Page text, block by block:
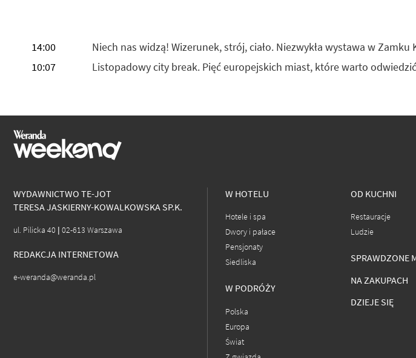
14:00
Niech nas widzą! Wizerunek, strój, ciało. Niezwykła wystawa w
10:07
Listopadowy city break. Pięć europejskich miast, które warto
WYDAWNICTWO TE-JOT
TERESA JASKIERNY-KOWALKOWSKA SP.K.
ul. Pilicka 40 | 02-613 Warszawa
REDAKCJA INTERNETOWA
e-weranda@weranda.pl
W HOTELU
Hotele i spa
Dwory i pałace
Pensjonaty
Siedliska
W PODRÓŻY
Polska
Europa
Świat
OD KUCHNI
Restauracje
Ludzie
SPRAWDZONE
NA ZAKUPACH
DZIEJE SIĘ